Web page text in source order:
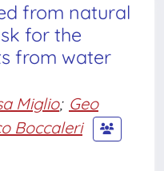
from natural
for the
from water
Miglio; Geo
Boccaleri